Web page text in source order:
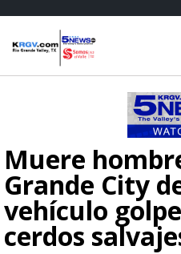
Muere
Grande City
vehículo
cerdos